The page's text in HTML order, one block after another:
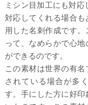
ミシン目加工にも対
対応してくれる場合
用した名刺作成です
って、なめらかで心
ができるのです。
この素材は世界の有
されている場合が多
す。手にした方に好印